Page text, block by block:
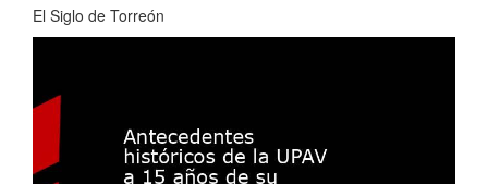
El Siglo de Torreón